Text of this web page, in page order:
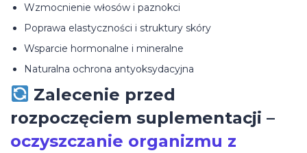
Wzmocnienie włosów i paznokci
Poprawa elastyczności i struktury skóry
Wsparcie hormonalne i mineralne
Naturalna ochrona antyoksydacyjna
Zalecenie przed
rozpoczęciem suplementacji –
oczyszczanie organizmu z